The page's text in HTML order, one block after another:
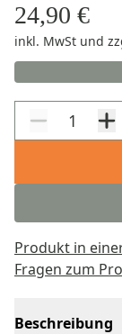
24,90 €
inkl. MwSt und
Produkt in
Fragen zum
Beschreibung